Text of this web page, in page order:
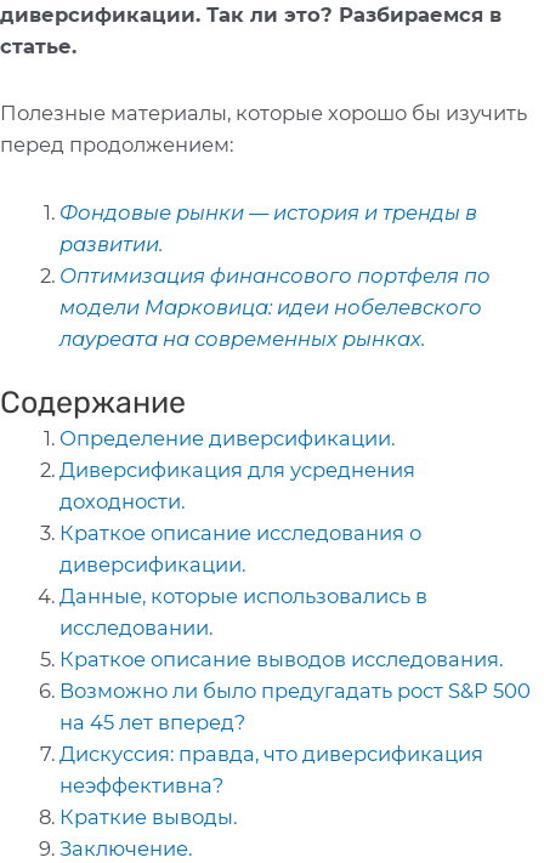
диверсификации. Так ли это? Разбираемся в
статье.
Полезные материалы, которые хорошо бы изучить
перед продолжением:
Фондовые рынки — история и тренды в
развитии.
Оптимизация финансового портфеля по
модели Марковица: идеи нобелевского
лауреата на современных рынках.
Содержание
Определение диверсификации.
Диверсификация для усреднения
доходности.
Краткое описание исследования о
диверсификации.
Данные, которые использовались в
исследовании.
Краткое описание выводов исследования.
Возможно ли было предугадать рост S&P 500
на 45 лет вперед?
Дискуссия: правда, что диверсификация
неэффективна?
Краткие выводы.
Заключение.